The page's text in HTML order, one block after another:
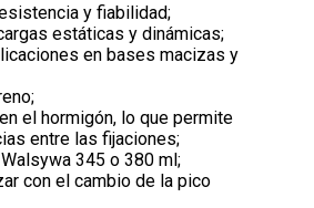
y fiabilidad;
estáticas y dinámicas;
en bases macizas y
el hormigón, lo que permite
entre las fijaciones;
345 o 380 ml;
con el cambio de la pico